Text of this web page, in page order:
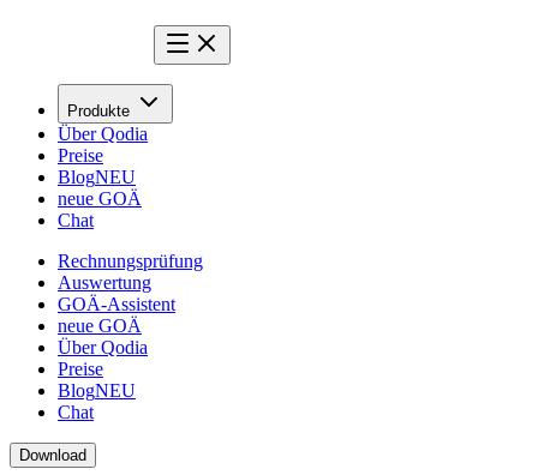
Produkte
Über Qodia
Preise
BlogNEU
neue GOÄ
Chat
Rechnungsprüfung
Auswertung
GOÄ-Assistent
neue GOÄ
Über Qodia
Preise
BlogNEU
Chat
Download